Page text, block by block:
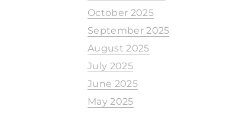
October 2025
September 2025
August 2025
July 2025
June 2025
May 2025